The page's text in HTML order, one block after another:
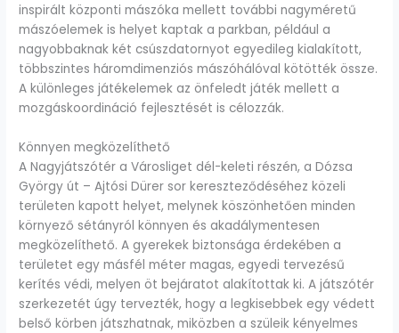
inspirált központi mászóka mellett további nagyméretű
mászóelemek is helyet kaptak a parkban, például a
nagyobbaknak két csúszdatornyot egyedileg kialakított,
többszintes háromdimenziós mászóhálóval kötötték össze.
A különleges játékelemek az önfeledt játék mellett a
mozgáskoordináció fejlesztését is célozzák.
Könnyen megközelíthető
A Nagyjátszótér a Városliget dél-keleti részén, a Dózsa
György út – Ajtósi Dürer sor kereszteződéséhez közeli
területen kapott helyet, melynek köszönhetően minden
környező sétányról könnyen és akadálymentesen
megközelíthető. A gyerekek biztonsága érdekében a
területet egy másfél méter magas, egyedi tervezésű
kerítés védi, melyen öt bejáratot alakítottak ki. A játszótér
szerkezetét úgy tervezték, hogy a legkisebbek egy védett
belső körben játszhatnak, miközben a szüleik kényelmes